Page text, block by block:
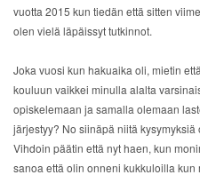
vuotta 2015 kun tiedän että sitten
olen vielä läpäissyt tutkinnot.
Joka vuosi kun hakuaika oli, mietin
kouluun vaikkei minulla alalta
opiskelemaan ja samalla olemaan
järjestyy? No siinäpä niitä
Vihdoin päätin että nyt haen, kun
sanoa että olin onneni kukkuloilla